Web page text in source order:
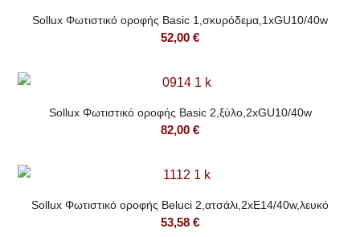
Sollux Φωτιστικό οροφής Basic 1,σκυρόδεμα,1xGU10/40w
52,00 €
Sollux Φωτιστικό οροφής Basic 2,ξύλο,2xGU10/40w
82,00 €
Sollux Φωτιστικό οροφής Beluci 2,ατσάλι,2xE14/40w,λευκό
53,58 €